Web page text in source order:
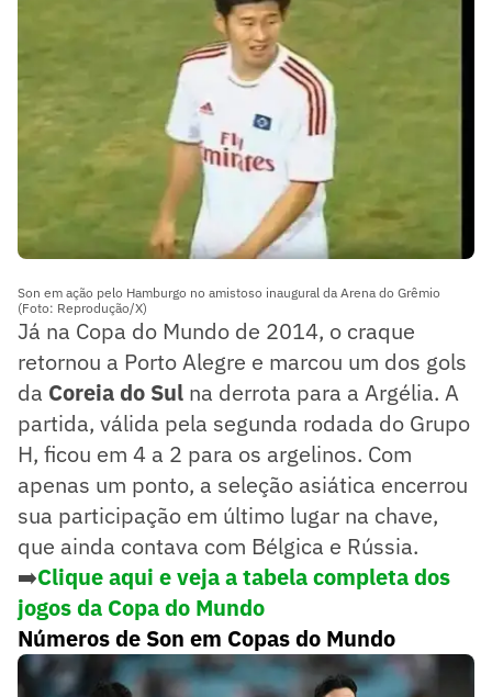
Son em ação pelo Hamburgo no amistoso inaugural da Arena do Grêmio
(Foto: Reprodução/X)
Já na Copa do Mundo de 2014, o craque
retornou a Porto Alegre e marcou um dos gols
da Coreia do Sul na derrota para a Argélia. A
partida, válida pela segunda rodada do Grupo
H, ficou em 4 a 2 para os argelinos. Com
apenas um ponto, a seleção asiática encerrou
sua participação em último lugar na chave,
que ainda contava com Bélgica e Rússia.
➡️Clique aqui e veja a tabela completa dos
jogos da Copa do Mundo
Números de Son em Copas do Mundo